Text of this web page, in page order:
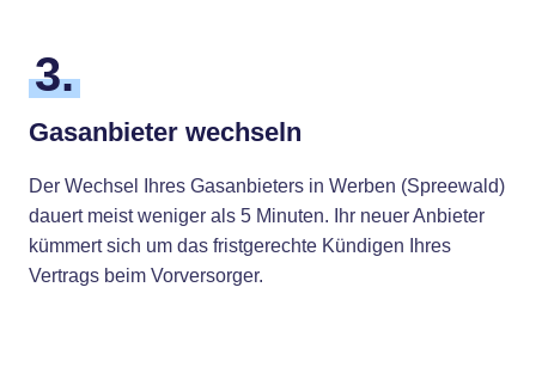
3.
Gasanbieter wechseln
Der Wechsel Ihres Gasanbieters in Werben (Spreewald)
dauert meist weniger als 5 Minuten. Ihr neuer Anbieter
kümmert sich um das fristgerechte Kündigen Ihres
Vertrags beim Vorversorger.